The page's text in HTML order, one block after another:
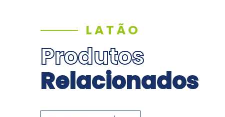
LATÃO
Produtos
Relacionados